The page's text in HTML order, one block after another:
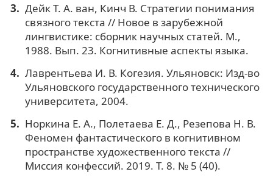
Дейк Т. А. ван, Кинч В. Стратегии понимания
связного текста // Новое в зарубежной
лингвистике: сборник научных статей. М.,
1988. Вып. 23. Когнитивные аспекты языка.
Лаврентьева И. В. Когезия. Ульяновск: Изд-во
Ульяновского государственного технического
университета, 2004.
Норкина Е. А., Полетаева Е. Д., Резепова Н. В.
Феномен фантастического в когнитивном
пространстве художественного текста //
Миссия конфессий. 2019. Т. 8. № 5 (40).